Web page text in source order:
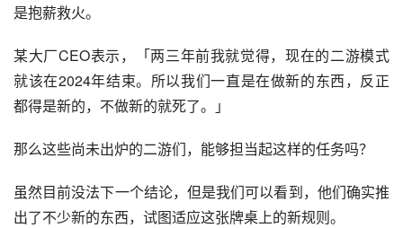
是抱薪救火。
某大厂CEO表示，「两三年前我就觉得，现在的二游模式
就该在2024年结束。所以我们一直是在做新的东西，反正
都得是新的，不做新的就死了。」
那么这些尚未出炉的二游们，能够担当起这样的任务吗？
虽然目前没法下一个结论，但是我们可以看到，他们确实推
出了不少新的东西，试图适应这张牌桌上的新规则。